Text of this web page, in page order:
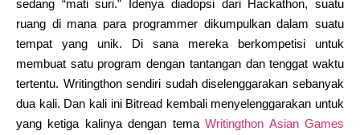
sedang “mati suri.” Idenya diadopsi dari Hackathon, suatu
ruang di mana para programmer dikumpulkan dalam suatu
tempat yang unik. Di sana mereka berkompetisi untuk
membuat satu program dengan tantangan dan tenggat waktu
tertentu. Writingthon sendiri sudah diselenggarakan sebanyak
dua kali. Dan kali ini Bitread kembali menyelenggarakan untuk
yang ketiga kalinya dengan temaWritingthon Asian Games